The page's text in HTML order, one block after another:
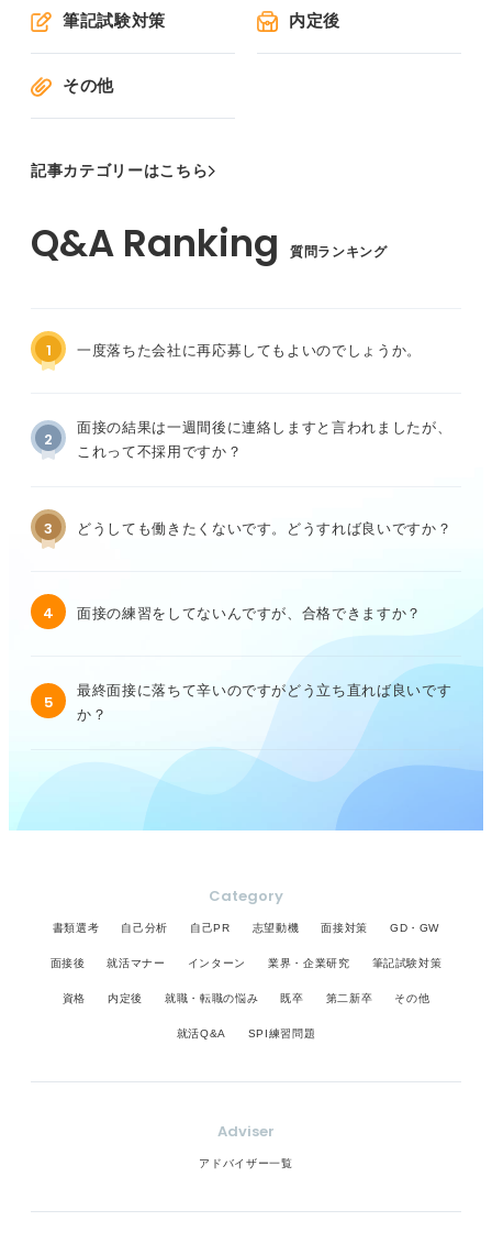
筆記試験対策 内定後
その他
記事カテゴリーはこちら
質問ランキング
1 一度落ちた会社に再応募してもよいのでしょうか。
2
面接の結果は一週間後に連絡しますと言われましたが、
これって不採用ですか？
3 どうしても働きたくないです。どうすれば良いですか？
4 面接の練習をしてないんですが、合格できますか？
5
最終面接に落ちて辛いのですがどう立ち直れば良いです
か？
Category
書類選考 自己分析 自己PR 志望動機 面接対策 GD・GW
面接後 就活マナー インターン 業界・企業研究 筆記試験対策
資格 内定後 就職・転職の悩み 既卒 第二新卒 その他
就活Q&A SPI練習問題
Adviser
アドバイザー一覧